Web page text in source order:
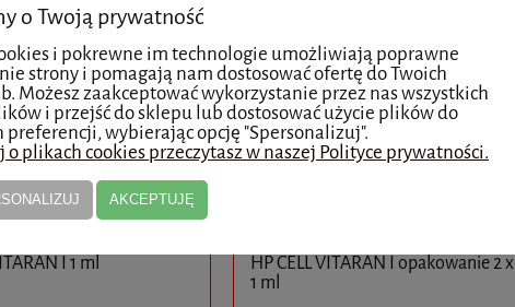
I 1 ml
HP CELL VITARAN I opakowanie 2 x
1 ml
o Twoją prywatność
i pokrewne im technologie umożliwiają poprawne
strony i pomagają nam dostosować ofertę do Twoich
Możesz zaakceptować wykorzystanie przez nas wszystkich
i przejść do sklepu lub dostosować użycie plików do
preferencji, wybierając opcję "Spersonalizuj".
o plikach cookies przeczytasz w naszej Polityce prywatności.
AKCEPTUJĘ